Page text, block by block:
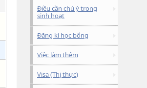
Điều cần chú ý trong
sinh hoạt
Đăng kí học bổng
Việc làm thêm
Visa (Thị thực)